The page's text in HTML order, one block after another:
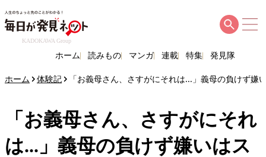
KADOKAWA Group
ホーム 読みもの マンガ 連載 特集 発見隊
ホーム 体験記 「お義母さん、さすがにそれは...」義母の負けず
「お義母さん、さすがにそれ
は...」義母の負けず嫌いはス